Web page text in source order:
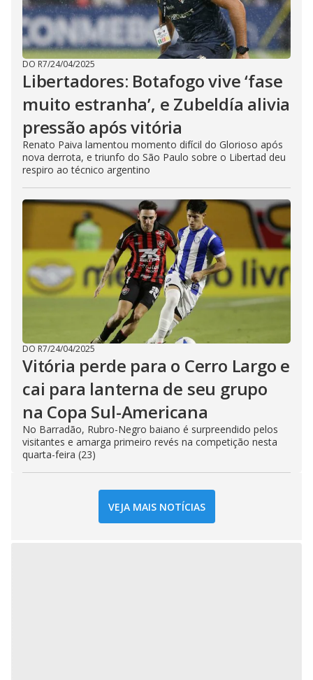
DO R7/24/04/2025
Libertadores: Botafogo vive ‘fase
muito estranha’, e Zubeldía alivia
pressão após vitória
Renato Paiva lamentou momento difícil do Glorioso após
nova derrota, e triunfo do São Paulo sobre o Libertad deu
respiro ao técnico argentino
DO R7/24/04/2025
Vitória perde para o Cerro Largo e
cai para lanterna de seu grupo
na Copa Sul-Americana
No Barradão, Rubro-Negro baiano é surpreendido pelos
visitantes e amarga primeiro revés na competição nesta
quarta-feira (23)
VEJA MAIS NOTÍCIAS